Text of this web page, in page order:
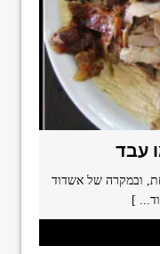
עבד
ובמקרה של אשדוד
]